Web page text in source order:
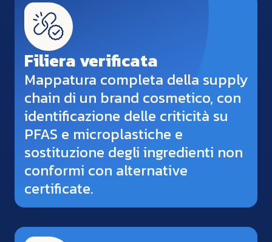
Filiera verificata
Mappatura completa della supply
chain di un brand cosmetico, con
identificazione delle criticità su
PFAS e microplastiche e
sostituzione degli ingredienti non
conformi con alternative
certificate.